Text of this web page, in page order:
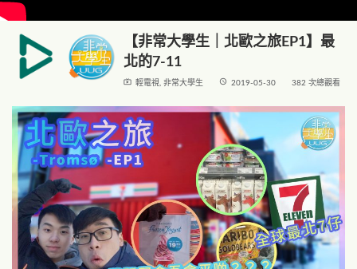
【非常大學生｜北歐之旅EP1】最
北的7-11
live_tv 輕電視, 非常大學生 access_time 2019-05-30 382 次總觀看